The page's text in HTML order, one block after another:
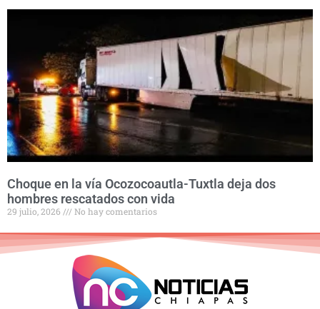
Choque en la vía Ocozocoautla-Tuxtla deja dos
hombres rescatados con vida
29 julio, 2026 No hay comentarios